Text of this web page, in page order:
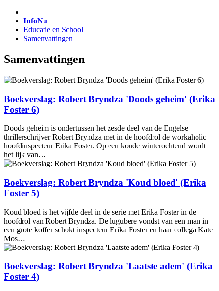
InfoNu
Educatie en School
Samenvattingen
Samenvattingen
Boekverslag: Robert Bryndza 'Doods geheim' (Erika
Foster 6)
Doods geheim is ondertussen het zesde deel van de Engelse
thrillerschrijver Robert Bryndza met in de hoofdrol de workaholic
hoofdinspecteur Erika Foster. Op een koude winterochtend wordt
het lijk van…
Boekverslag: Robert Bryndza 'Koud bloed' (Erika
Foster 5)
Koud bloed is het vijfde deel in de serie met Erika Foster in de
hoofdrol van Robert Bryndza. De lugubere vondst van een man in
een grote koffer schokt inspecteur Erika Foster en haar collega Kate
Mos…
Boekverslag: Robert Bryndza 'Laatste adem' (Erika
Foster 4)